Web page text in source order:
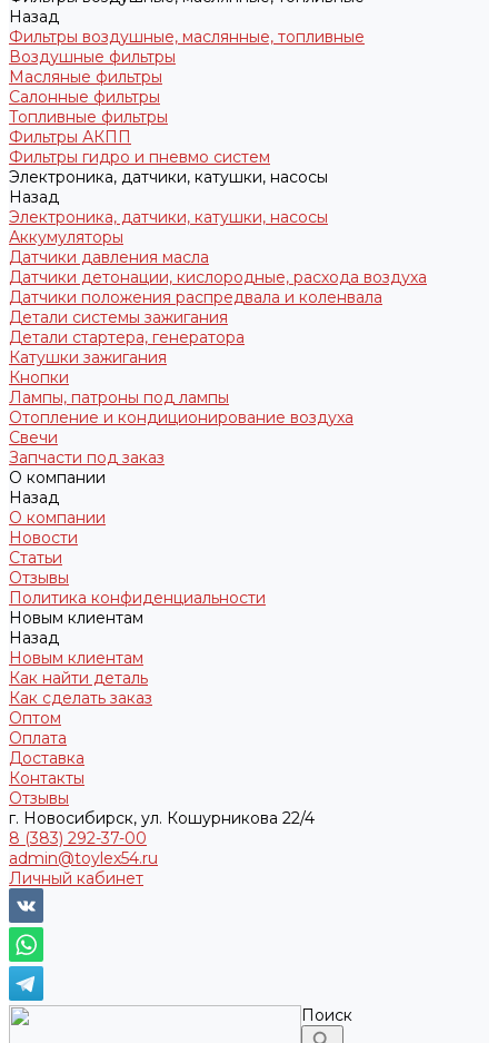
Назад
Фильтры воздушные, маслянные, топливные
Воздушные фильтры
Масляные фильтры
Салонные фильтры
Топливные фильтры
Фильтры АКПП
Фильтры гидро и пневмо систем
Электроника, датчики, катушки, насосы
Назад
Электроника, датчики, катушки, насосы
Аккумуляторы
Датчики давления масла
Датчики детонации, кислородные, расхода воздуха
Датчики положения распредвала и коленвала
Детали системы зажигания
Детали стартера, генератора
Катушки зажигания
Кнопки
Лампы, патроны под лампы
Отопление и кондиционирование воздуха
Свечи
Запчасти под заказ
О компании
Назад
О компании
Новости
Статьи
Отзывы
Политика конфиденциальности
Новым клиентам
Назад
Новым клиентам
Как найти деталь
Как сделать заказ
Оптом
Оплата
Доставка
Контакты
Отзывы
г. Новосибирск, ул. Кошурникова 22/4
8 (383) 292-37-00
admin@toylex54.ru
Личный кабинет
Поиск